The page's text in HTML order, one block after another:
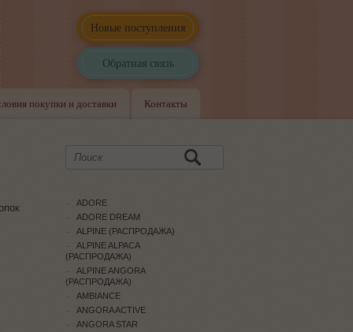
Новые поступления
Обратная связь
покупки и доставки Контакты
ADORE
ADORE DREAM
ALPINE (РАСПРОДАЖА)
ALPINE ALPACA
(РАСПРОДАЖА)
ALPINE ANGORA
(РАСПРОДАЖА)
AMBIANCE
ANGORA ACTIVE
ANGORA STAR